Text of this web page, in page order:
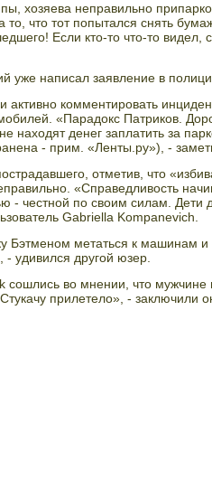
хозяева неправильно
что тот попытался снять
Если кто-то что-то видел,
уже написал заявление в
активно комментировать
«Парадокс Патриков.
денег заплатить за
- прим. «Ленты.ру»), -
отметив, что
«Справедливость
- честной по своим силам. Дети
Gabriella Kompanevich.
Бэтменом метаться к машинам и
- удивился другой юзер.
сошлись во мнении, что мужчине
прилетело», - заключили